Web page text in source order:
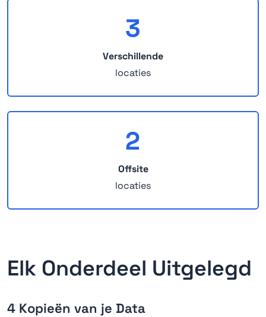
3
Verschillende
locaties
2
Offsite
locaties
Elk Onderdeel Uitgelegd
4 Kopieën van je Data